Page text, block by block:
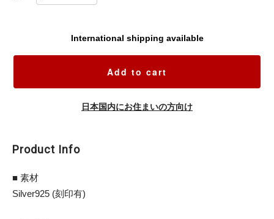
International shipping available
Add to cart
日本国内にお住まいの方向け
Product Info
■ 素材
Silver925 (刻印有)